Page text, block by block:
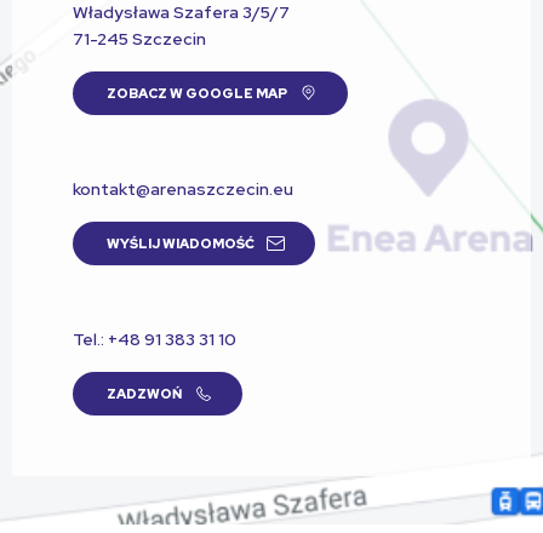
Władysława Szafera 3/5/7
71-245 Szczecin
ZOBACZ W GOOGLE MAP
kontakt@arenaszczecin.eu
WYŚLIJ WIADOMOŚĆ
Tel.: +48 91 383 31 10
ZADZWOŃ